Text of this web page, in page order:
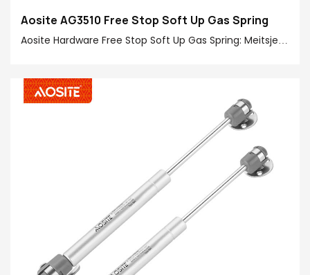
Aosite AG3510 Free Stop Soft Up Gas Spring
Aosite Hardware Free Stop Soft Up Gas Spring: Meitsje jo
fan ôfskied fan 'e jamming en lûd fan tradisjonele
hingen, en ûnderfine glêd en stilleinkkastkabinet Doar-
operaasje. It slanke en moderne ûntwerp yntegreart